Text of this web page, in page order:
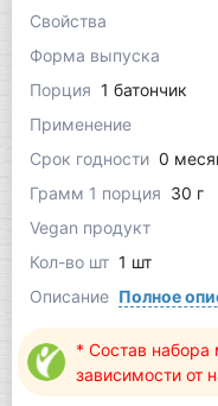
Свойства
Форма выпуска
Порция 1 батончик
Применение
Срок годности 0
Грамм 1 порция 30 г
Vegan продукт
Кол-во шт 1 шт
Описание Полное
* Состав
зависимости от